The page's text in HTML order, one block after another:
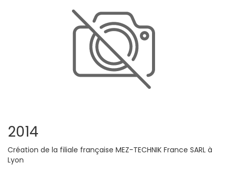
2014
Création de la filiale française MEZ-TECHNIK France SARL à
Lyon